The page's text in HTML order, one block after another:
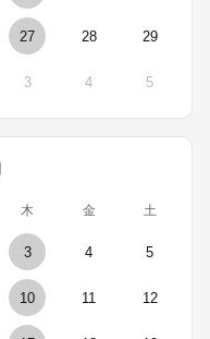
27 28 29
3 4 5
木 金 土
3 4 5
10 11 12